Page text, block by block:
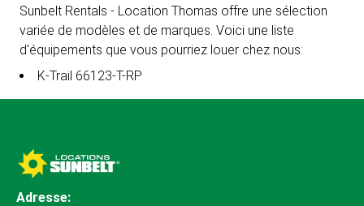
Sunbelt Rentals - Location Thomas offre une sélection
variée de modèles et de marques. Voici une liste
d'équipements que vous pourriez louer chez nous:
K-Trail 66123-T-RP
Adresse: